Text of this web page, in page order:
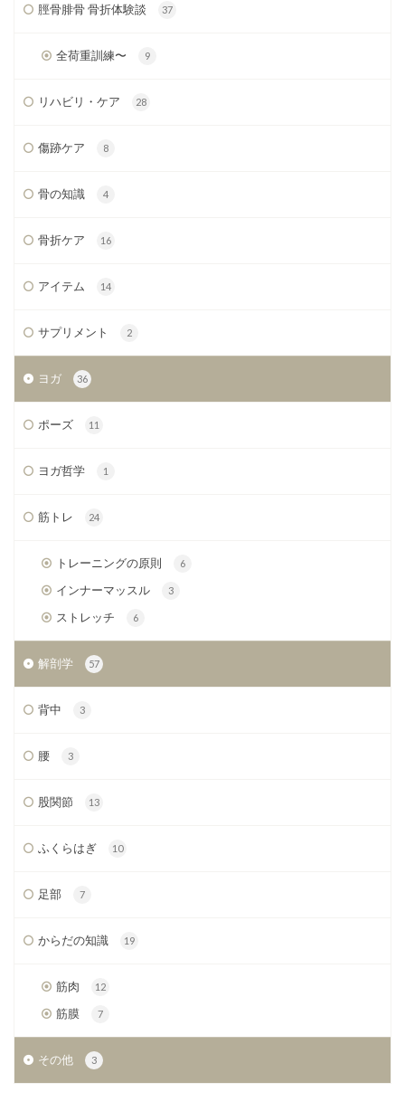
脛骨腓骨 骨折体験談 37
全荷重訓練〜 9
リハビリ・ケア 28
傷跡ケア 8
骨の知識 4
骨折ケア 16
アイテム 14
サプリメント 2
ヨガ 36
ポーズ 11
ヨガ哲学 1
筋トレ 24
トレーニングの原則 6
インナーマッスル 3
ストレッチ 6
解剖学 57
背中 3
腰 3
股関節 13
ふくらはぎ 10
足部 7
からだの知識 19
筋肉 12
筋膜 7
その他 3